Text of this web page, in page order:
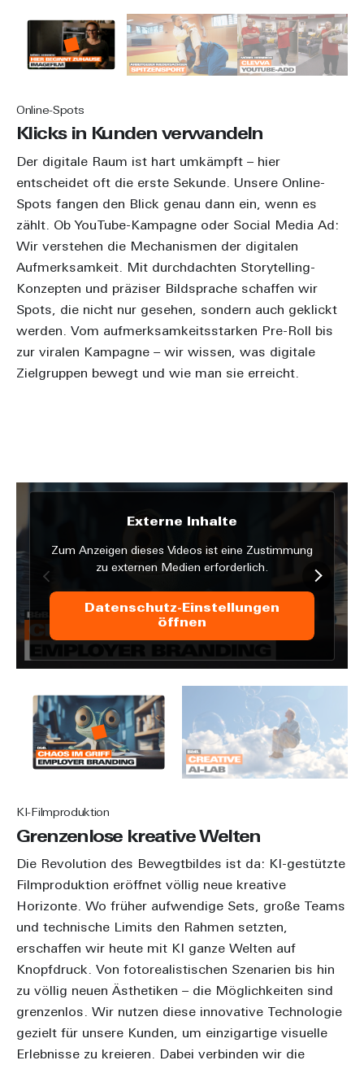
Online-Spots
Klicks in Kunden verwandeln
Der digitale Raum ist hart umkämpft – hier
entscheidet oft die erste Sekunde. Unsere Online-
Spots fangen den Blick genau dann ein, wenn es
zählt. Ob YouTube-Kampagne oder Social Media Ad:
Wir verstehen die Mechanismen der digitalen
Aufmerksamkeit. Mit durchdachten Storytelling-
Konzepten und präziser Bildsprache schaffen wir
Spots, die nicht nur gesehen, sondern auch geklickt
werden. Vom aufmerksamkeitsstarken Pre-Roll bis
zur viralen Kampagne – wir wissen, was digitale
Zielgruppen bewegt und wie man sie erreicht.
Externe Inhalte
Zum Anzeigen dieses Videos ist eine Zustimmung
zu externen Medien erforderlich.
Datenschutz-Einstellungen
öffnen
KI-Filmproduktion
Grenzenlose kreative Welten
Die Revolution des Bewegtbildes ist da: KI-gestützte
Filmproduktion eröffnet völlig neue kreative
Horizonte. Wo früher aufwendige Sets, große Teams
und technische Limits den Rahmen setzten,
erschaffen wir heute mit KI ganze Welten auf
Knopfdruck. Von fotorealistischen Szenarien bis hin
zu völlig neuen Ästhetiken – die Möglichkeiten sind
grenzenlos. Wir nutzen diese innovative Technologie
gezielt für unsere Kunden, um einzigartige visuelle
Erlebnisse zu kreieren. Dabei verbinden wir die